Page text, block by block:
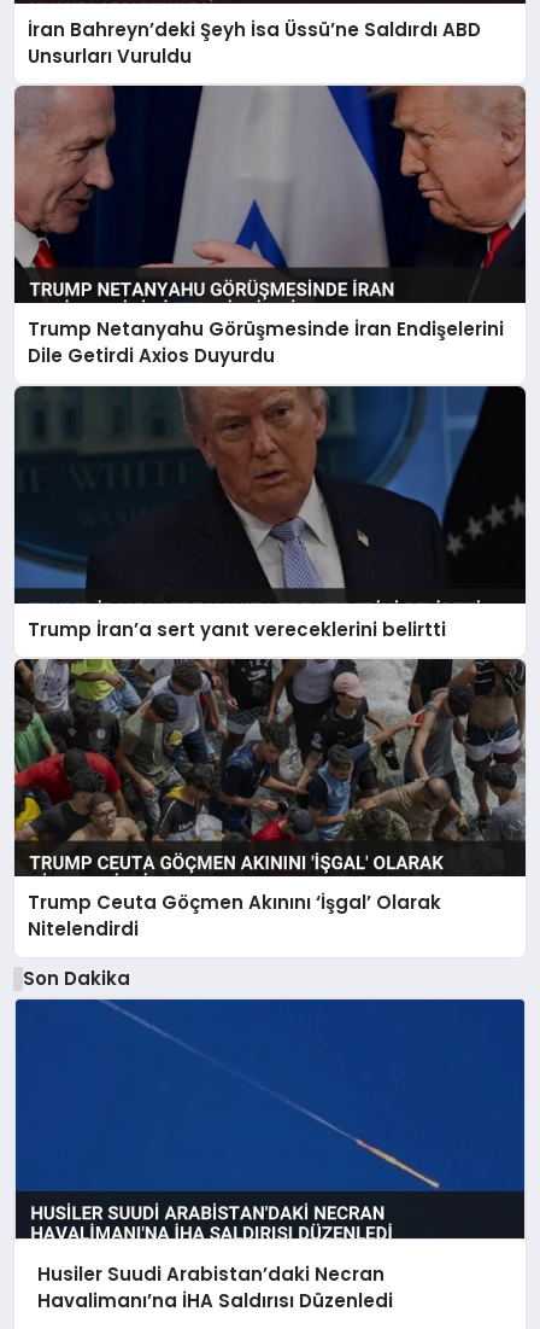
İran Bahreyn’deki Şeyh İsa Üssü’ne Saldırdı ABD
Unsurları Vuruldu
Trump Netanyahu Görüşmesinde İran Endişelerini
Dile Getirdi Axios Duyurdu
Trump İran’a sert yanıt vereceklerini belirtti
Trump Ceuta Göçmen Akınını ‘İşgal’ Olarak
Nitelendirdi
Son Dakika
Husiler Suudi Arabistan’daki Necran
Havalimanı’na İHA Saldırısı Düzenledi